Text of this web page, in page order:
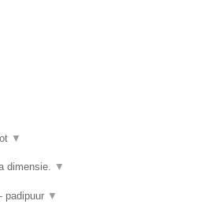
▼
dimensie. ▼
padipuur ▼